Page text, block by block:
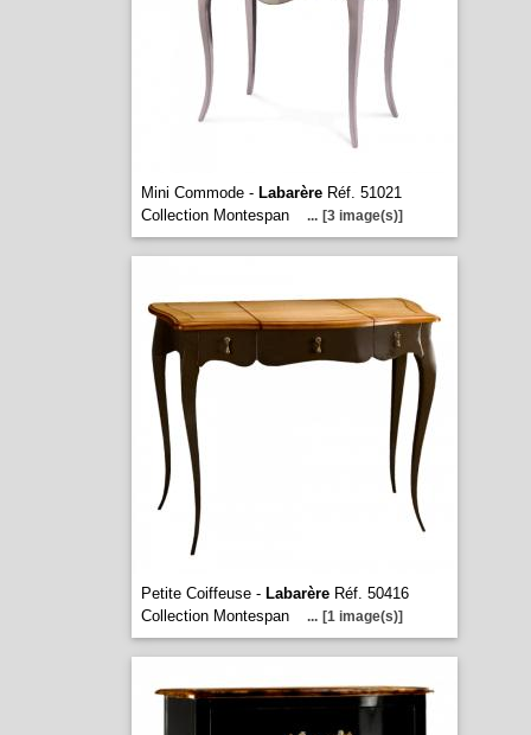
Mini Commode - LabarèreRéf. 51021
Collection Montespan
... [3 image(s)]
Petite Coiffeuse - LabarèreRéf. 50416
Collection Montespan
... [1 image(s)]